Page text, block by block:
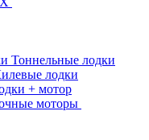
Тоннельные лодки
лодки
+ мотор
моторы